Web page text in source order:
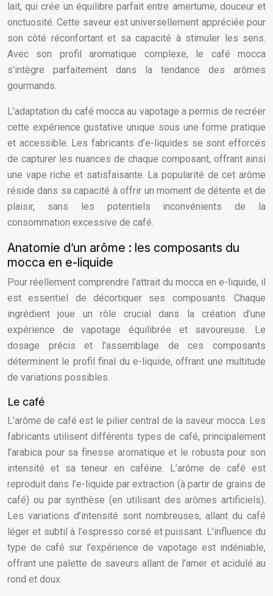
lait, qui crée un équilibre parfait entre amertume, douceur et
onctuosité. Cette saveur est universellement appréciée pour
son côté réconfortant et sa capacité à stimuler les sens.
Avec son profil aromatique complexe, le café mocca
s’intègre parfaitement dans la tendance des arômes
gourmands.
L’adaptation du café mocca au vapotage a permis de recréer
cette expérience gustative unique sous une forme pratique
et accessible. Les fabricants d’e-liquides se sont efforcés
de capturer les nuances de chaque composant, offrant ainsi
une vape riche et satisfaisante. La popularité de cet arôme
réside dans sa capacité à offrir un moment de détente et de
plaisir, sans les potentiels inconvénients de la
consommation excessive de café.
Anatomie d’un arôme : les composants du
mocca en e-liquide
Pour réellement comprendre l’attrait du mocca en e-liquide, il
est essentiel de décortiquer ses composants. Chaque
ingrédient joue un rôle crucial dans la création d’une
expérience de vapotage équilibrée et savoureuse. Le
dosage précis et l’assemblage de ces composants
déterminent le profil final du e-liquide, offrant une multitude
de variations possibles.
Le café
L’arôme de café est le pilier central de la saveur mocca. Les
fabricants utilisent différents types de café, principalement
l’arabica pour sa finesse aromatique et le robusta pour son
intensité et sa teneur en caféine. L’arôme de café est
reproduit dans l’e-liquide par extraction (à partir de grains de
café) ou par synthèse (en utilisant des arômes artificiels).
Les variations d’intensité sont nombreuses, allant du café
léger et subtil à l’espresso corsé et puissant. L’influence du
type de café sur l’expérience de vapotage est indéniable,
offrant une palette de saveurs allant de l’amer et acidulé au
rond et doux.